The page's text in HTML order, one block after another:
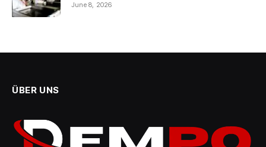
June 8, 2026
ÜBER UNS